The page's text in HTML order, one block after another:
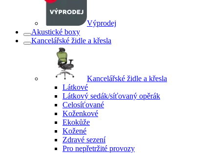
Výprodej
Akustické boxy
Kancelářské židle a křesla
Kancelářské židle a křesla
Látkové
Látkový sedák/síťovaný opěrák
Celosíťované
Koženkové
Ekokůže
Kožené
Zdravé sezení
Pro nepřetržité provozy